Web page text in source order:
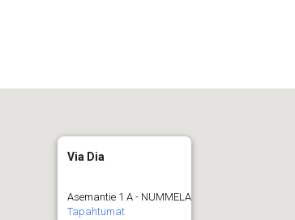
Via Dia
Asemantie 1 A - NUMMELA
Tapahtumat